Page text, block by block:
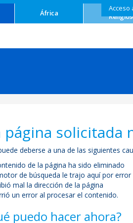
Acceso
África
página solicitada
deberse a una de las siguientes
de la página ha sido eliminado
de búsqueda le trajo aquí por error
mal la dirección de la página
un error al procesar el contenido.
puedo hacer ahora?